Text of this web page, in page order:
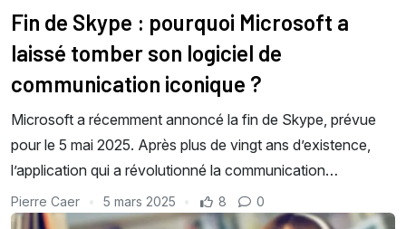
Fin de Skype : pourquoi Microsoft a
laissé tomber son logiciel de
communication iconique ?
Microsoft a récemment annoncé la fin de Skype, prévue
pour le 5 mai 2025. Après plus de vingt ans d’existence,
l’application qui a révolutionné la communication…
Pierre Caer 5 mars 2025 8 0